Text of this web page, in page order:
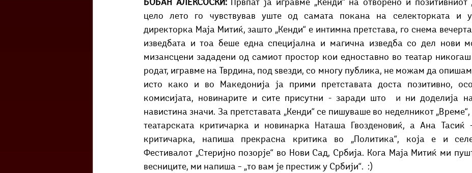
БОБАН АЛЕКСОСКИ: Првпат ја игравме „Кенди“ на отворено и позитивниот
цело лето го чувствував уште од самата покана на селекторката и
директорка Маја Митиќ, зашто „Кенди“ е интимна претстава, го снема
изведбата и тоа беше една специјална и магична изведба со дел нови
мизансцени зададени од самиот простор кои едноставно во театар
родат, игравме на Тврдина, под ѕвезди, со многу публика, не можам да
исто како и во Македонија ја прими претставата доста позитивно,
комисијата, новинарите и сите присутни - заради што
и ни доделија
навистина значи. За претставата „Кенди“ се пишуваше во неделникот „Време“,
театарската критичарка и новинарка Наташа Гвозденовиќ, а Ана Тасиќ
критичарка, напиша прекрасна критика во „Политика“, која е и
Фестивалот „Стеријно позорје“ во Нови Сад, Србија. Кога Маја Митиќ ми
весниците, ми напиша – „то вам је престиж у Србији“.  :)